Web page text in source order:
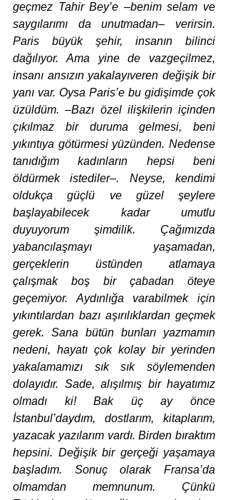
geçmez Tahir Bey’e –benim selam ve
saygılarımı da unutmadan– verirsin.
Paris büyük şehir, insanın bilinci
dağılıyor. Ama yine de vazgeçilmez,
insanı ansızın yakalayıveren değişik bir
yanı var. Oysa Paris’e bu gidişimde çok
üzüldüm. –Bazı özel ilişkilerin içinden
çıkılmaz bir duruma gelmesi, beni
yıkıntıya götürmesi yüzünden. Nedense
tanıdığım kadınların hepsi beni
öldürmek istediler–. Neyse, kendimi
oldukça güçlü ve güzel şeylere
başlayabilecek kadar umutlu
duyuyorum şimdilik. Çağımızda
yabancılaşmayı yaşamadan,
gerçeklerin üstünden atlamaya
çalışmak boş bir çabadan öteye
geçemiyor. Aydınlığa varabilmek için
yıkıntılardan bazı aşırılıklardan geçmek
gerek. Sana bütün bunları yazmamın
nedeni, hayatı çok kolay bir yerinden
yakalamamızı sık sık söylemenden
dolayıdır. Sade, alışılmış bir hayatımız
olmadı ki! Bak üç ay önce
İstanbul’daydım, dostlarım, kitaplarım,
yazacak yazılarım vardı. Birden bıraktım
hepsini. Değişik bir gerçeği yaşamaya
başladım. Sonuç olarak Fransa’da
olmamdan memnunum. Çünkü